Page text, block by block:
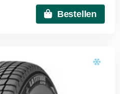
Bestellen